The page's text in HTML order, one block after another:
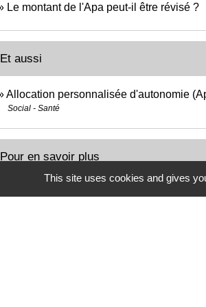
Le montant de l'Apa peut-il être révisé ?
Et aussi
Allocation personnalisée d'autonomie
Social - Santé
Pour en savoir plus
This site uses cookies and gives